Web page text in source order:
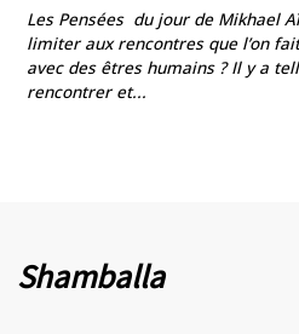
Les Pensées du jour de Mikhael
limiter aux rencontres que l’on
avec des êtres humains ? Il y a
rencontrer et...
Shamballa